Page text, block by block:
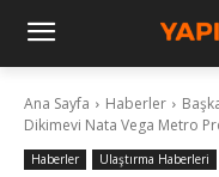
Ana Sayfa Haberler
Dikimevi Nata Vega Metro
Haberler Ulaştırma Haberleri